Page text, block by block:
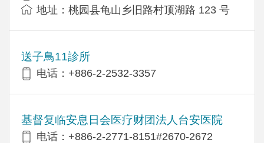
地址：桃园县龟山乡旧路村顶湖路 123 号
送子鳥11診所
电话：+886-2-2532-3357
基督复临安息日会医疗财团法人台安医院
电话：+886-2-2771-8151#2670-2672